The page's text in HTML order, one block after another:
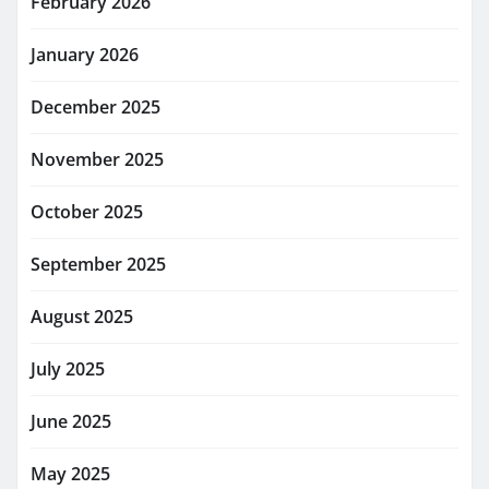
January 2026
December 2025
November 2025
October 2025
September 2025
August 2025
July 2025
June 2025
May 2025